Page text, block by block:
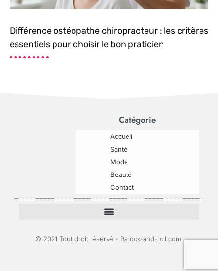
Différence ostéopathe chiropracteur : les critères
essentiels pour choisir le bon praticien
Catégorie
Accueil
Santé
Mode
Beauté
Contact
© 2021 Tout droit réservé - Barock-and-roll.com.